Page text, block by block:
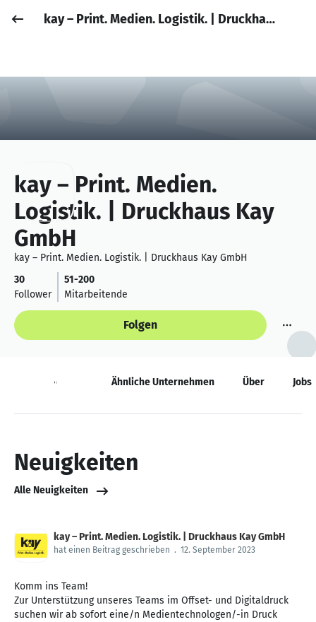
Anmelden
Job posten
kay – Print. Medien. Logistik. | Druckhaus Kay GmbH
kay – Print. Medien.
Logistik. | Druckhaus Kay
GmbH
kay – Print. Medien. Logistik. | Druckhaus Kay GmbH
30
Follower
51-200
Mitarbeitende
Folgen
Neuigkeiten Ähnliche Unternehmen Über Jobs
Neuigkeiten
Alle Neuigkeiten
kay – Print. Medien. Logistik. | Druckhaus Kay GmbH
hat einen Beitrag geschrieben . 12. September 2023
Komm ins Team!
Zur Unterstützung unseres Teams im Offset- und Digitaldruck
suchen wir ab sofort eine/n Medientechnologen/-in Druck